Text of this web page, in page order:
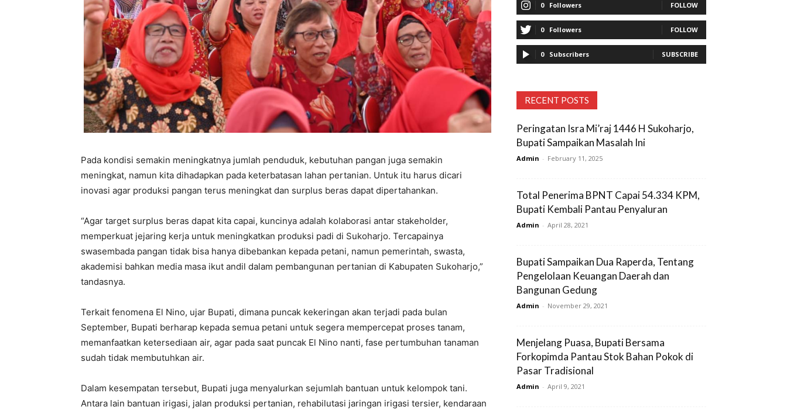
Pada kondisi semakin meningkatnya jumlah penduduk, kebutuhan pangan juga semakin
meningkat, namun kita dihadapkan pada keterbatasan lahan pertanian. Untuk itu harus dicari
inovasi agar produksi pangan terus meningkat dan surplus beras dapat dipertahankan.
“Agar target surplus beras dapat kita capai, kuncinya adalah kolaborasi antar stakeholder,
memperkuat jejaring kerja untuk meningkatkan produksi padi di Sukoharjo. Tercapainya
swasembada pangan tidak bisa hanya dibebankan kepada petani, namun pemerintah, swasta,
akademisi bahkan media masa ikut andil dalam pembangunan pertanian di Kabupaten Sukoharjo,”
tandasnya.
Terkait fenomena El Nino, ujar Bupati, dimana puncak kekeringan akan terjadi pada bulan
September, Bupati berharap kepada semua petani untuk segera mempercepat proses tanam,
memanfaatkan ketersediaan air, agar pada saat puncak El Nino nanti, fase pertumbuhan tanaman
sudah tidak membutuhkan air.
Dalam kesempatan tersebut, Bupati juga menyalurkan sejumlah bantuan untuk kelompok tani.
Antara lain bantuan irigasi, jalan produksi pertanian, rehabilutasi jaringan irigasi tersier, kendaraan
0 Followers FOLLOW
0 Followers FOLLOW
0 Subscribers SUBSCRIBE
RECENT POSTS
Peringatan Isra Mi’raj 1446 H Sukoharjo,
Bupati Sampaikan Masalah Ini
Admin - February 11, 2025
Total Penerima BPNT Capai 54.334 KPM,
Bupati Kembali Pantau Penyaluran
Admin - April 28, 2021
Bupati Sampaikan Dua Raperda, Tentang
Pengelolaan Keuangan Daerah dan
Bangunan Gedung
Admin - November 29, 2021
Menjelang Puasa, Bupati Bersama
Forkopimda Pantau Stok Bahan Pokok di
Pasar Tradisional
Admin - April 9, 2021